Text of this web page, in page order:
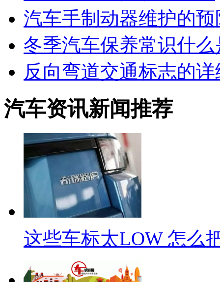
汽车手制动器维护的预
冬季汽车保养常识什么
反向弯道交通标志的详
汽车资讯新闻推荐
这些车标太LOW 怎么